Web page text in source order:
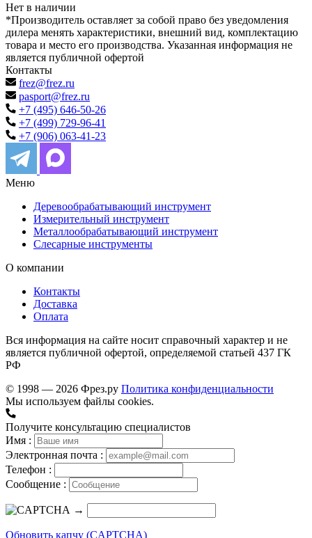
Нет в наличии
*Производитель оставляет за собой право без уведомления
дилера менять характеристики, внешний вид, комплектацию
товара и место его производства. Указанная информация не
является публичной офертой
Контакты
frez@frez.ru
pasport@frez.ru
+7 (495) 646-50-26
+7 (499) 729-96-41
+7 (906) 063-41-23
Меню
Деревообрабатывающий инструмент
Измерительный инструмент
Металлообрабатывающий инструмент
Слесарные инструменты
О компании
Контакты
Доставка
Оплата
Вся информация на сайте носит справочный характер и не
является публичной офертой, определяемой статьей 437 ГК
РФ
© 1998 — 2026 Фрез.ру Политика конфиденциальности
Мы используем файлы cookies.
Получите консультацию специалистов
Имя :
Электронная почта :
Телефон :
Сообщение :
→
Обновить капчу (CAPTCHA)